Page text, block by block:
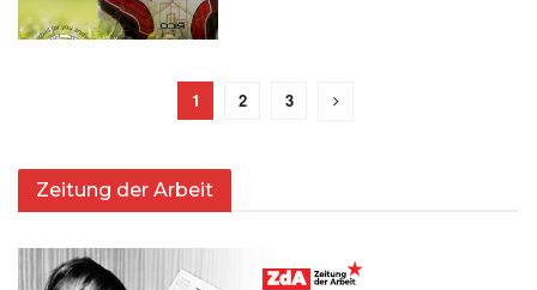
1 2 3
Zeitung der Arbeit